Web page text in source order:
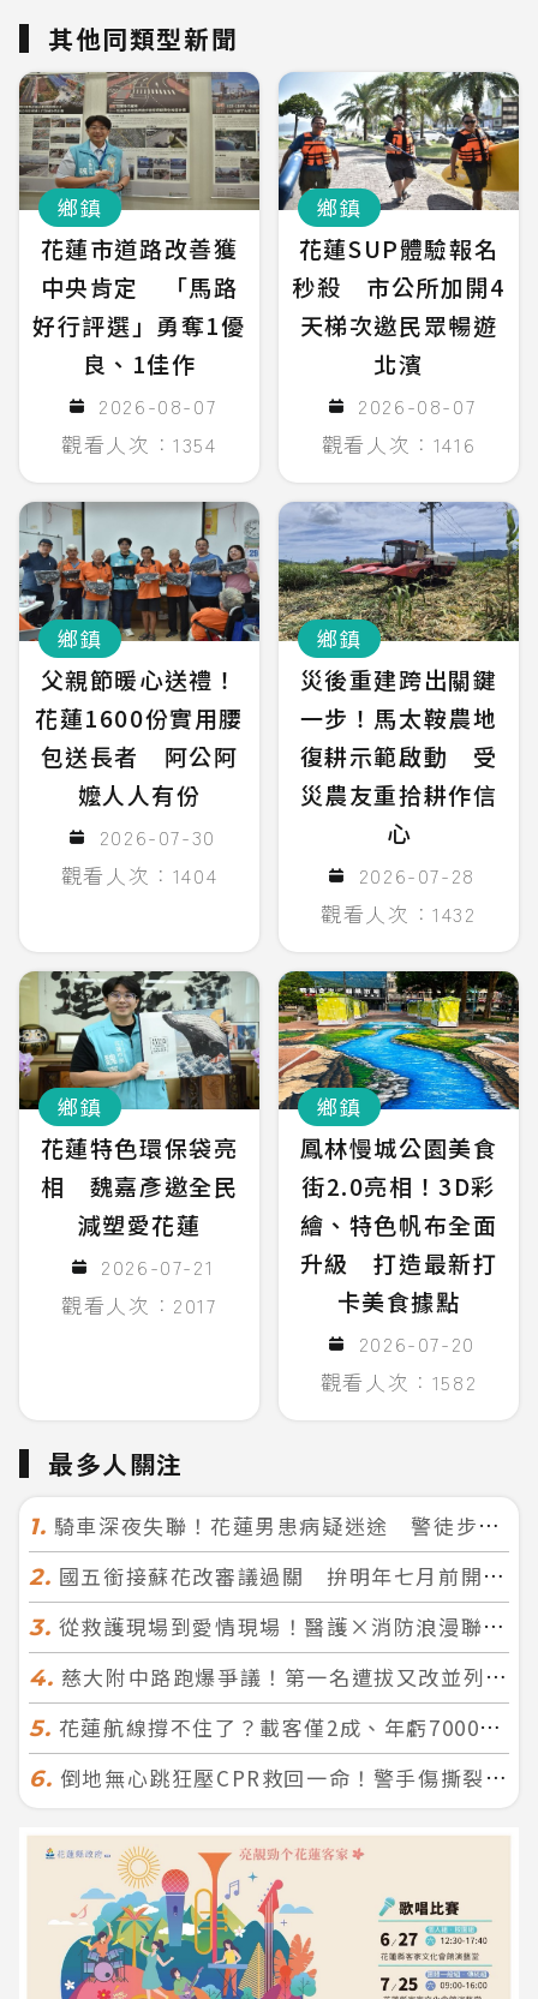
其他同類型新聞
鄉鎮
花蓮市道路改善獲
中央肯定 「馬路
好行評選」勇奪1優
良、1佳作
2026-08-07
觀看人次：1354
鄉鎮
花蓮SUP體驗報名
秒殺 市公所加開4
天梯次邀民眾暢遊
北濱
2026-08-07
觀看人次：1416
鄉鎮
父親節暖心送禮！
花蓮1600份實用腰
包送長者 阿公阿
嬤人人有份
2026-07-30
觀看人次：1404
鄉鎮
災後重建跨出關鍵
一步！馬太鞍農地
復耕示範啟動 受
災農友重拾耕作信
心
2026-07-28
觀看人次：1432
鄉鎮
花蓮特色環保袋亮
相 魏嘉彥邀全民
減塑愛花蓮
2026-07-21
觀看人次：2017
鄉鎮
鳳林慢城公園美食
街2.0亮相！3D彩
繪、特色帆布全面
升級 打造最新打
卡美食據點
2026-07-20
觀看人次：1582
最多人關注
1. 騎車深夜失聯！花蓮男患病疑迷途 警徒步百米急尋救回一命
2. 國五銜接蘇花改審議過關 拚明年七月前開工！台北花蓮2小時生活圈成形
3. 從救護現場到愛情現場！醫護×消防浪漫聯誼 32人配對成功5對
4. 慈大附中路跑爆爭議！第一名遭拔又改並列 家長怒：難以接受
5. 花蓮航線撐不住了？載客僅2成、年虧7000萬 華信喊：真的快飛不下去
6. 倒地無心跳狂壓CPR救回一命！警手傷撕裂仍不放手 竟救到藝人何篤霖哥哥